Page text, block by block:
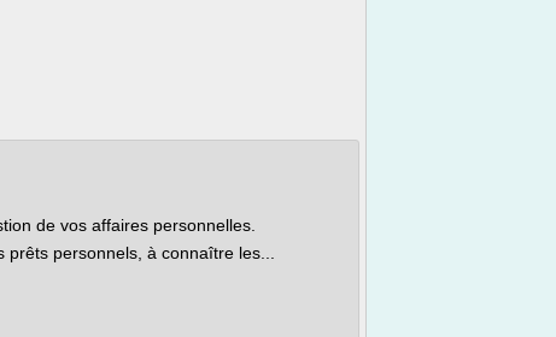
de vos affaires personnelles.
personnels, à connaître les...